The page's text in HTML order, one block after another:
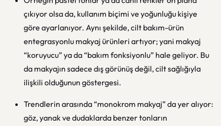
çıkıyor olsa da, kullanım biçimi ve yoğunluğu kişiye
göre ayarlanıyor. Aynı şekilde, cilt bakım-ürün
entegrasyonlu makyaj ürünleri artıyor; yani makyaj
“koruyucu” ya da “bakım fonksiyonlu” hale geliyor. Bu
da makyajın sadece dış görünüş değil, cilt sağlığıyla
ilişkili olduğunun göstergesi.
Trendlerin arasında “monokrom makyaj” da yer alıyor:
göz, yanak ve dudaklarda benzer tonların